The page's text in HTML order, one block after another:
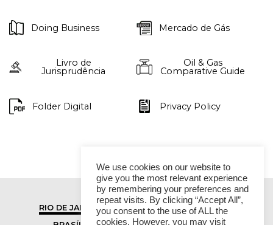
Doing Business Mercado de Gás
Livro de
Jurisprudência
Oil & Gas
Comparative Guide
Folder Digital Privacy Policy
RIO DE JANEIRO
SÃO PAULO
We use cookies on our website to
give you the most relevant experience
by remembering your preferences and
repeat visits. By clicking “Accept All”,
you consent to the use of ALL the
cookies. However, you may visit